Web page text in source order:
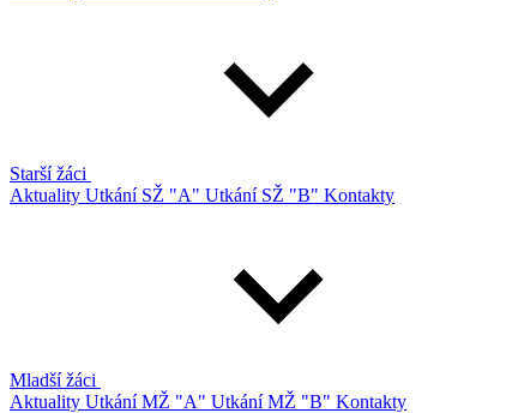
Starší žáci
Aktuality Utkání SŽ "A" Utkání SŽ "B" Kontakty
Mladší žáci
Aktuality Utkání MŽ "A" Utkání MŽ "B" Kontakty